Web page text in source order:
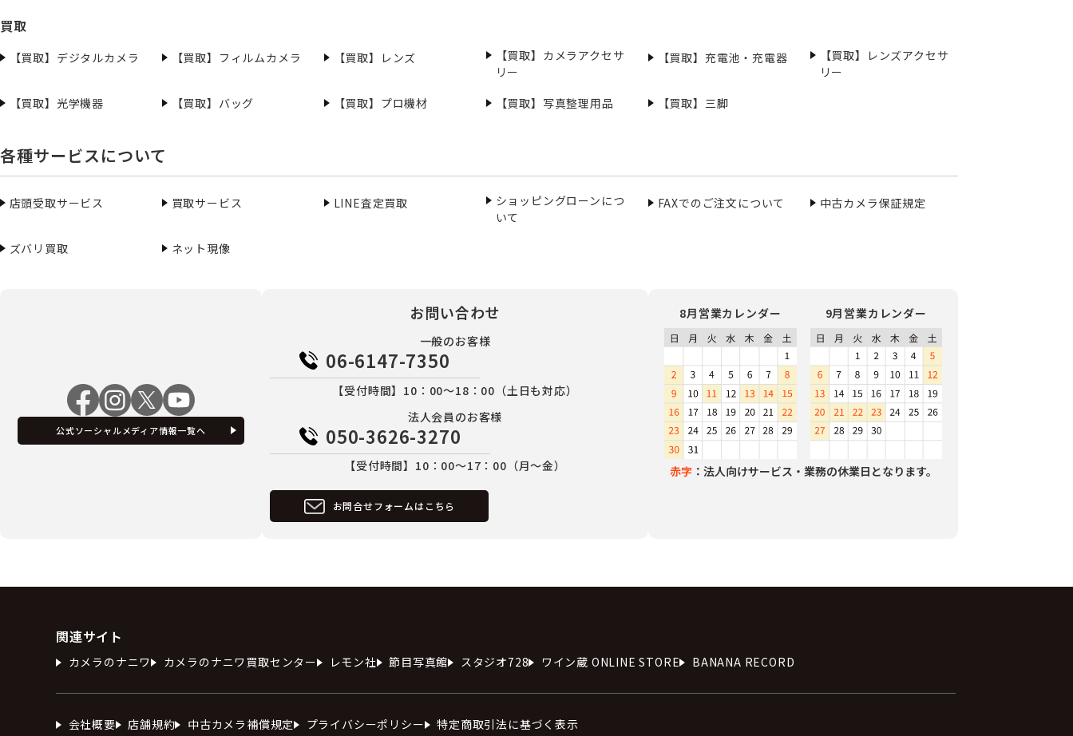
買取
【買取】デジタルカメラ 【買取】フィルムカメラ 【買取】レンズ
【買取】カメラアクセサ
リー
【買取】充電池・充電器
【買取】レンズアクセサ
リー
【買取】光学機器
【買取】バッグ 【買取】プロ機材 【買取】写真整理用品 【買取】三脚
各種サービスについて
店頭受取サービス 買取サービス LINE査定買取
ショッピングローンにつ
いて
FAXでのご注文について 中古カメラ保証規定
ズバリ買取 ネット現像
公式ソーシャルメディア情報一覧へ
お問い合わせ
一般のお客様
06-6147-7350
【受付時間】10：00～18：00（土日も対応）
法人会員のお客様
050-3626-3270
【受付時間】10：00～17：00（月～金）
お問合せフォームはこちら
8月営業カレンダー 9月営業カレンダー
赤字 ：法人向けサービス・業務の休業日となります。
関連サイト
カメラのナニワ カメラのナニワ買取センター レモン社 節目写真館 スタジオ728 ワイン蔵 ONLINE STORE BANANA RECORD
会社概要 店舗規約 中古カメラ補償規定 プライバシーポリシー 特定商取引法に基づく表示